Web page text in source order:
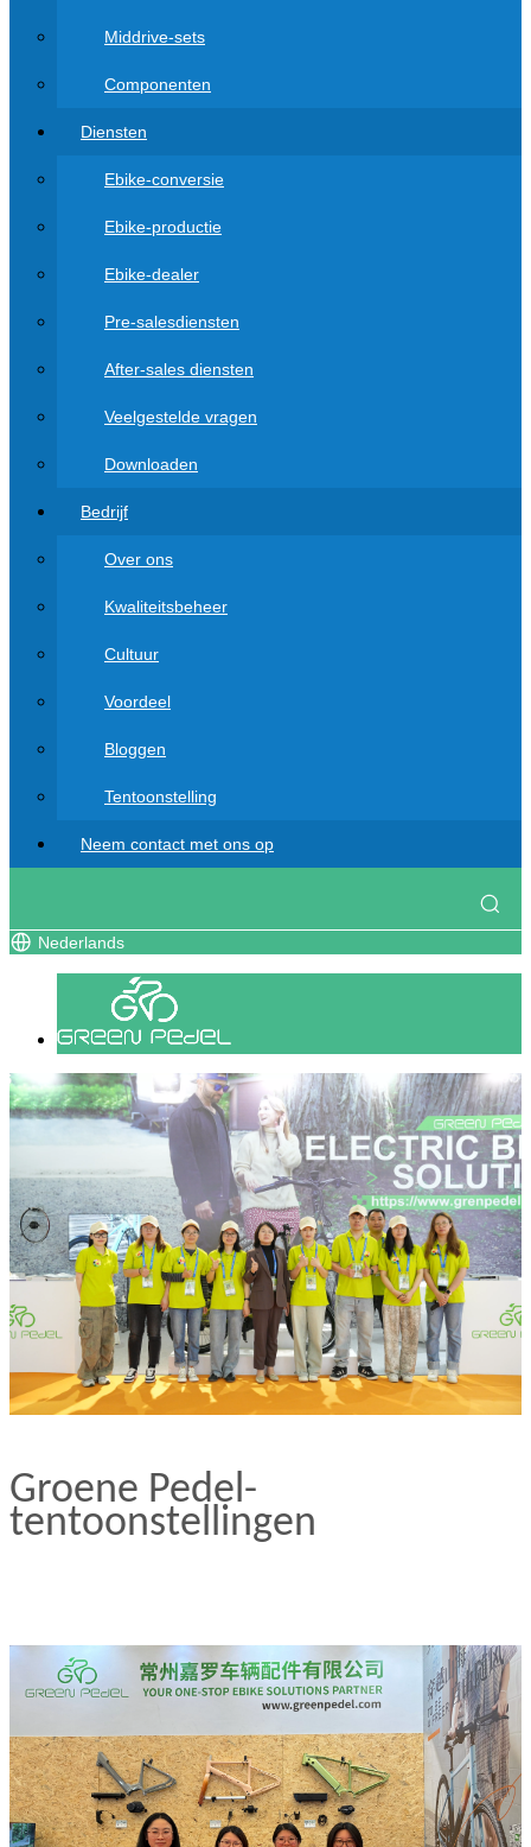
Middrive-sets
Componenten
Diensten
Ebike-conversie
Ebike-productie
Ebike-dealer
Pre-salesdiensten
After-sales diensten
Veelgestelde vragen
Downloaden
Bedrijf
Over ons
Kwaliteitsbeheer
Cultuur
Voordeel
Bloggen
Tentoonstelling
Neem contact met ons op
Nederlands
Groene Pedel-
tentoonstellingen